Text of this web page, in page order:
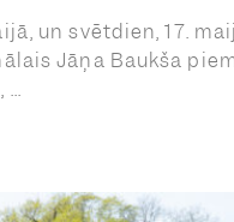
un svētdien, 17.
Jāņa Baukša